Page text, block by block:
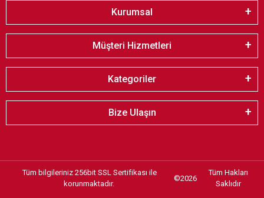
Kurumsal
Müşteri Hizmetleri
Kategoriler
Bize Ulaşın
Tüm bilgileriniz 256bit SSL Sertifikası ile
korunmaktadır.
©2026
Tüm Hakları
Saklıdır